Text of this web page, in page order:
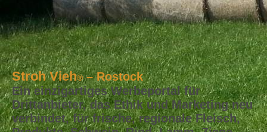
Stroh Vieh®– Rostock
Ein einzigartiges Werbeportal für
Drittanbieter, das Ethik und Marketing neu
verbindet, für frische, regionale Fleisch,